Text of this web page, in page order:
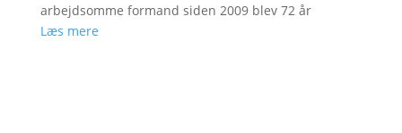
arbejdsomme formand siden 2009 blev 72 år
Læs mere